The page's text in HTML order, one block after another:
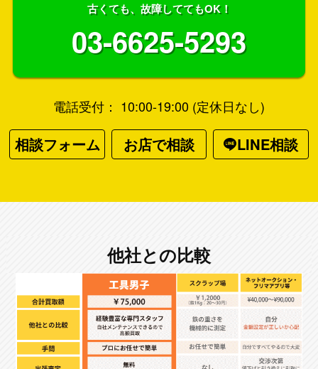
古くても、故障しててもOK！
03-6625-5293
電話受付： 10:00-19:00 (定休日なし)
相談フォーム お店で相談 LINE相談
他社との比較